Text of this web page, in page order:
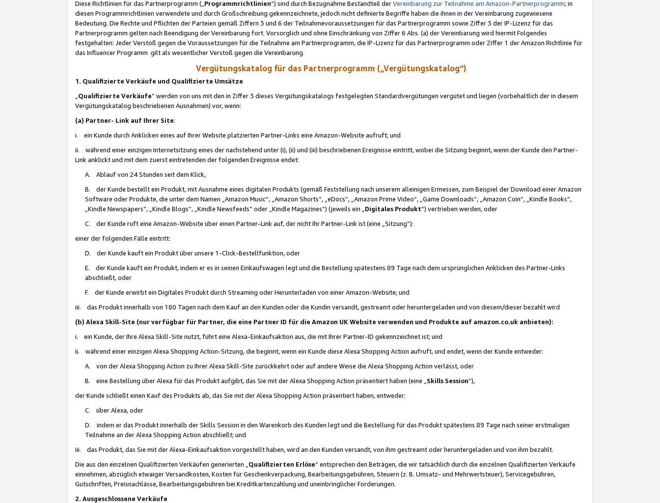
Diese Richtlinien für das Partnerprogramm („Programmrichtlinien“) sind durch Bezugnahme Bestandteil derVereinbarung zur Teilnahme am Amazon-Partnerprogramm; in
diesen Programmrichtlinien verwendete und durch Großschreibung gekennzeichnete, jedoch nicht definierte Begriffe haben die ihnen in der Vereinbarung zugewiesene
Bedeutung. Die Rechte und Pflichten der Parteien gemäß Ziffern 3 und 6 der Teilnahmevoraussetzungen für das Partnerprogramm sowie Ziffer 3 der IP-Lizenz für das
Partnerprogramm gelten nach Beendigung der Vereinbarung fort. Vorsorglich und ohne Einschränkung von Ziffer 6 Abs. (a) der Vereinbarung wird hiermit Folgendes
festgehalten: Jeder Verstoß gegen die Voraussetzungen für die Teilnahme am Partnerprogramm, die IP-Lizenz für das Partnerprogramm oder Ziffer 1 der Amazon Richtlinie für
das Influencer Programm gilt als wesentlicher Verstoß gegen die Vereinbarung.
Vergütungskatalog für das Partnerprogramm („Vergütungskatalog“)
1. Qualifizierte Verkäufe und Qualifizierte Umsätze
Qualifizierte Verkäufe“ werden von uns mit den in Ziffer 3 dieses Vergütungskatalogs festgelegten Standardvergütungen vergütet und liegen (vorbehaltlich der in diesem
Vergütungskatalog beschriebenen Ausnahmen) vor, wenn:
(a) Partner- Link auf Ihrer Site:
i. ein Kunde durch Anklicken eines auf Ihrer Website platzierten Partner-Links eine Amazon-Website aufruft; und
ii. während einer einzigen Internetsitzung eines der nachstehend unter (i), (ii) und (iii) beschriebenen Ereignisse eintritt, wobei die Sitzung beginnt, wenn der Kunde den Partner-
Link anklickt und mit dem zuerst eintretenden der folgenden Ereignisse endet:
A. Ablauf von 24 Stunden seit dem Klick,
B. der Kunde bestellt ein Produkt, mit Ausnahme eines digitalen Produkts (gemäß Feststellung nach unserem alleinigen Ermessen, zum Beispiel der Download einer Amazon
Software oder Produkte, die unter dem Namen „Amazon Music“, „Amazon Shorts“, „eDocs“, „Amazon Prime Video“, „Game Downloads“, „Amazon Coin“, „Kindle Books“,
„Kindle Newspapers“, „Kindle Blogs“, „Kindle Newsfeeds“ oder „Kindle Magazines“) (jeweils ein „ Digitales Produkt“) vertrieben werden, oder
C. der Kunde ruft eine Amazon-Website über einen Partner-Link auf, der nicht Ihr Partner-Link ist (eine „Sitzung“):
einer der folgenden Fälle eintritt:
D. der Kunde kauft ein Produkt über unsere 1-Click-Bestellfunktion, oder
E. der Kunde kauft ein Produkt, indem er es in seinen Einkaufswagen legt und die Bestellung spätestens 89 Tage nach dem ursprünglichen Anklicken des Partner-Links
abschließt, oder
F. der Kunde erwirbt ein Digitales Produkt durch Streaming oder Herunterladen von einer Amazon-Website; und
iii. das Produkt innerhalb von 180 Tagen nach dem Kauf an den Kunden oder die Kundin versandt, gestreamt oder heruntergeladen und von diesem/dieser bezahlt wird
(b) Alexa Skill-Site (nur verfügbar für Partner, die eine Partner ID für die Amazon UK Website verwenden und Produkte auf amazon.co.uk anbieten):
i. ein Kunde, der Ihre Alexa Skill-Site nutzt, führt eine Alexa-Einkaufsaktion aus, die mit Ihrer Partner-ID gekennzeichnet ist; und
ii. während einer einzigen Alexa Shopping Action-Sitzung, die beginnt, wenn ein Kunde diese Alexa Shopping Action aufruft, und endet, wenn der Kunde entweder:
A. von der Alexa Shopping Action zu Ihrer Alexa Skill-Site zurückkehrt oder auf andere Weise die Alexa Shopping Action verlässt, oder
B. eine Bestellung über Alexa für das Produkt aufgibt, das Sie mit der Alexa Shopping Action präsentiert haben (eine „ Skills Session“),
der Kunde schließt einen Kauf des Produkts ab, das Sie mit der Alexa Shopping Action präsentiert haben, entweder:
C. über Alexa, oder
D. indem er das Produkt innerhalb der Skills Session in den Warenkorb des Kunden legt und die Bestellung für das Produkt spätestens 89 Tage nach seiner erstmaligen
Teilnahme an der Alexa Shopping Action abschließt; und
iii. das Produkt, das Sie mit der Alexa-Einkaufsaktion vorgestellt haben, wird an den Kunden versandt, von ihm gestreamt oder heruntergeladen und von ihm bezahlt.
Die aus den einzelnen Qualifizierten Verkäufen generierten „ Qualifizierten Erlöse“ entsprechen den Beträgen, die wir tatsächlich durch die einzelnen Qualifizierten Verkäufe
einnehmen, abzüglich etwaiger Versandkosten, Kosten für Geschenkverpackung, Bearbeitungsgebühren, Steuern (z. B. Umsatz- und Mehrwertsteuer), Servicegebühren,
Gutschriften, Preisnachlässe, Bearbeitungsgebühren bei Kreditkartenzahlung und uneinbringlicher Forderungen.
2. Ausgeschlossene Verkäufe